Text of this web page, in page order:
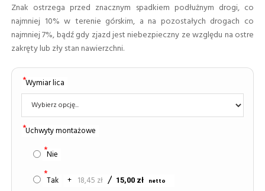
Znak ostrzega przed znacznym spadkiem podłużnym drogi, co
najmniej 10% w terenie górskim, a na pozostałych drogach co
najmniej 7%, bądź gdy zjazd jest niebezpieczny ze względu na ostre
zakręty lub zły stan nawierzchni.
Wymiar lica
Uchwyty montażowe
Nie
Tak + 18,45 zł 15,00 zł